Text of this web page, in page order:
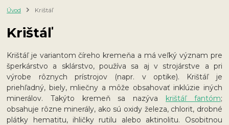
Úvod Krištáľ
Krištáľ
Krištáľ je variantom číreho kremeňa a má veľký význam pre
šperkárstvo a sklárstvo, používa sa aj v strojárstve a pri
výrobe rôznych prístrojov (napr. v optike). Krištáľ je
priehľadný, biely, mliečny a môže obsahovať inklúzie iných
minerálov. Takýto kremeň sa nazýva krištáľ fantóm;
obsahuje rôzne minerály, ako sú oxidy železa, chlorit, drobné
plátky hematitu, ihličky rutilu alebo aktinolitu. Osobitnou